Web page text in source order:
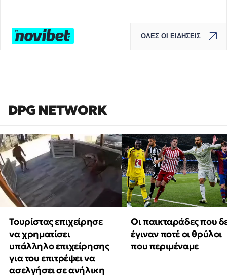
ΟΛΕΣ ΟΙ ΕΙΔΗΣΕΙΣ
DPG NETWORK
Τουρίστας επιχείρησε
να χρηματίσει
υπάλληλο επιχείρησης
για του επιτρέψει να
ασελγήσει σε ανήλικη
Οι παικταράδες που
έγιναν ποτέ οι θρύλοι
που περιμέναμε